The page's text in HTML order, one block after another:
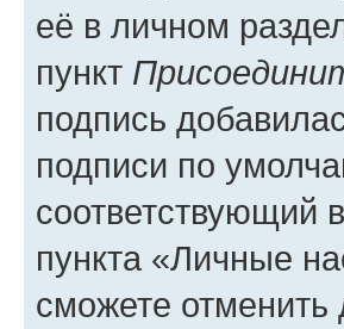
её в личном
пункт
подпись
подписи по
соответствующий
пункта «Личные
сможете